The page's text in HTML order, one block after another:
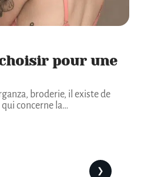
pour une
broderie, il existe de
concerne la…